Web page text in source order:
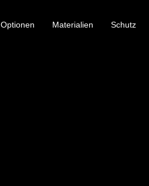
Optionen Materialien Schutz